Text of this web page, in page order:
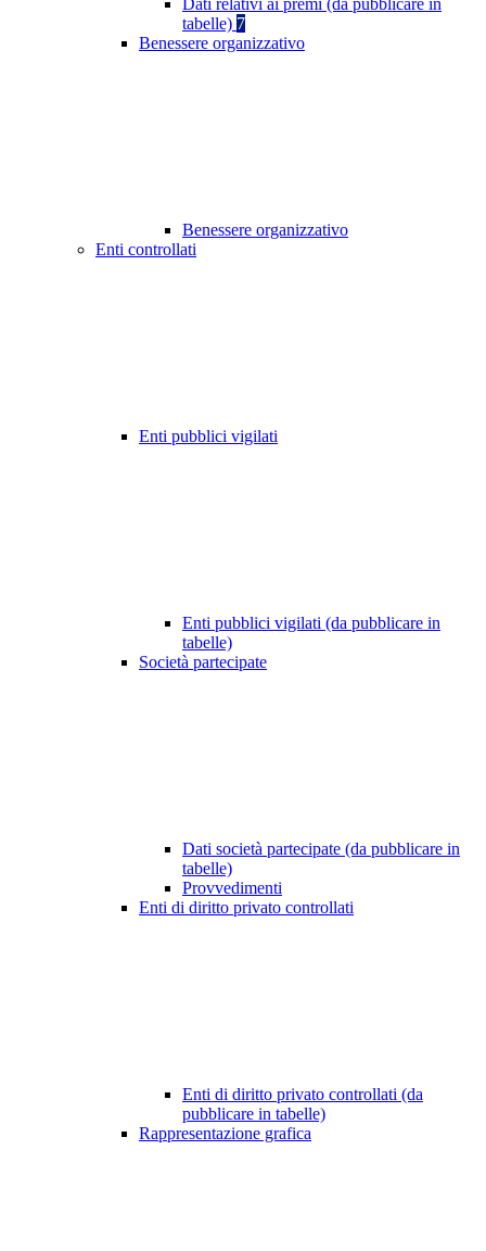
Dati relativi ai premi (da pubblicare in
tabelle) 7
Benessere organizzativo
Benessere organizzativo
Enti controllati
Enti pubblici vigilati
Enti pubblici vigilati (da pubblicare in
tabelle)
Società partecipate
Dati società partecipate (da pubblicare in
tabelle)
Provvedimenti
Enti di diritto privato controllati
Enti di diritto privato controllati (da
pubblicare in tabelle)
Rappresentazione grafica